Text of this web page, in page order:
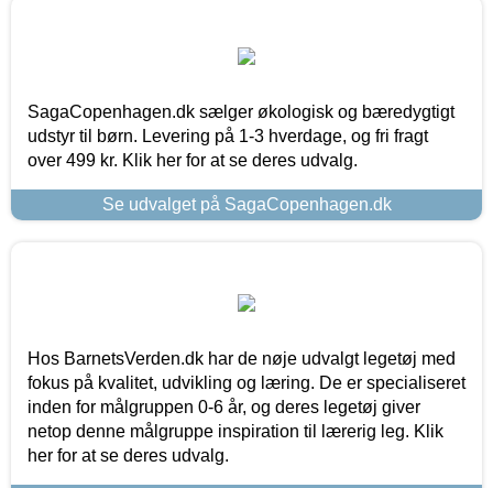
SagaCopenhagen.dk sælger økologisk og bæredygtigt
udstyr til børn. Levering på 1-3 hverdage, og fri fragt
over 499 kr. Klik her for at se deres udvalg.
Se udvalget på SagaCopenhagen.dk
Hos BarnetsVerden.dk har de nøje udvalgt legetøj med
fokus på kvalitet, udvikling og læring. De er specialiseret
inden for målgruppen 0-6 år, og deres legetøj giver
netop denne målgruppe inspiration til lærerig leg. Klik
her for at se deres udvalg.